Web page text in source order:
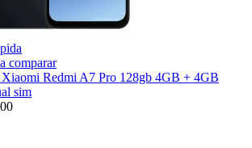
comparar
Redmi A7 Pro 128gb 4GB + 4GB
sim